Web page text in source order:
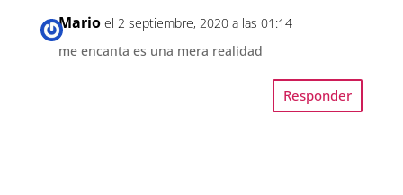
Mario el 2 septiembre, 2020 a las 01:14
me encanta es una mera realidad
Responder